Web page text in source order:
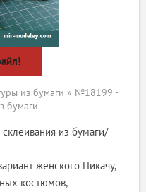
из бумаги » №18199 -
бумаги
из бумаги/
женского Пикачу,
костюмов,